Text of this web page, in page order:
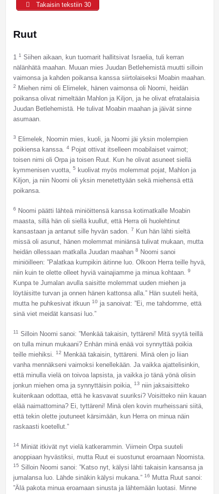
Takaisin tekstiin 30
Ruut
1 1 Siihen aikaan, kun tuomarit hallitsivat Israelia, tuli kerran
nälänhätä maahan. Muuan mies Juudan Betlehemistä muutti silloin
vaimonsa ja kahden poikansa kanssa siirtolaiseksi Moabin maahan.
2
Miehen nimi oli Elimelek, hänen vaimonsa oli Noomi, heidän
poikansa olivat nimeltään Mahlon ja Kiljon, ja he olivat efratalaisia
Juudan Betlehemistä. He tulivat Moabin maahan ja jäivät sinne
asumaan.
3
Elimelek, Noomin mies, kuoli, ja Noomi jäi yksin molempien
poikiensa kanssa. 4Pojat ottivat itselleen moabilaiset vaimot;
toisen nimi oli Orpa ja toisen Ruut. Kun he olivat asuneet siellä
kymmenisen vuotta, 5
kuolivat myös molemmat pojat, Mahlon ja
Kiljon, ja niin Noomi oli yksin menetettyään sekä miehensä että
poikansa.
6
Noomi päätti lähteä miniöittensä kanssa kotimatkalle Moabin
maasta, sillä hän oli siellä kuullut, että Herra oli huolehtinut
kansastaan ja antanut sille hyvän sadon. 7
Kun hän lähti sieltä
missä oli asunut, hänen molemmat miniänsä tulivat mukaan, mutta
heidän ollessaan matkalla Juudan maahan 8
Noomi sanoi
miniöilleen: ”Palatkaa kumpikin äitinne luo. Olkoon Herra teille hyvä,
niin kuin te olette olleet hyviä vainajiamme ja minua kohtaan. 9
Kunpa te Jumalan avulla saisitte molemmat uuden miehen ja
löytäisitte turvan ja onnen hänen kattonsa alla.” Hän suuteli heitä,
mutta he puhkesivat itkuun 10 ja sanoivat: ”Ei, me tahdomme, että
sinä viet meidät kansasi luo.”
11 Silloin Noomi sanoi: ”Menkää takaisin, tyttäreni! Mitä syytä teillä
on tulla minun mukaani? Enhän minä enää voi synnyttää poikia
teille miehiksi. 12
Menkää takaisin, tyttäreni. Minä olen jo liian
vanha mennäkseni vaimoksi kenellekään. Ja vaikka ajattelisinkin,
että minulla vielä on toivoa lapsista, ja vaikka jo tänä yönä olisin
jonkun miehen oma ja synnyttäisin poikia, 13 niin jaksaisitteko
kuitenkaan odottaa, että he kasvavat suuriksi? Voisitteko niin kauan
elää naimattomina? Ei, tyttäreni! Minä olen kovin murheissani siitä,
että tekin olette joutuneet kärsimään, kun Herra on minua näin
raskaasti koetellut.”
14Miniät itkivät nyt vielä katkerammin. Viimein Orpa suuteli
anoppiaan hyvästiksi, mutta Ruut ei suostunut eroamaan Noomista.
15 Silloin Noomi sanoi: ”Katso nyt, kälysi lähti takaisin kansansa ja
jumalansa luo. Lähde sinäkin kälysi mukana.” 16
Mutta Ruut sanoi:
”Älä pakota minua eroamaan sinusta ja lähtemään luotasi. Minne